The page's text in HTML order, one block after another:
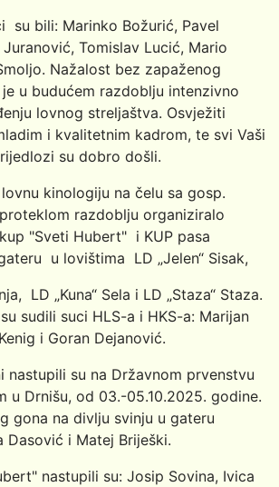
su bili: Marinko Božurić, Pavel
Tomislav Lucić, Mario
Nažalost bez zapaženog
u budućem razdoblju intenzivno
lovnog streljaštva. Osvježiti
i kvalitetnim kadrom, te svi Vaši
su dobro došli.
kinologiju na čelu sa gosp.
razdoblju organiziralo
"Sveti Hubert" i KUP pasa
u lovištima LD „Jelen“ Sisak,
LD „Kuna“ Sela i LD „Staza“ Staza.
sudili suci HLS-a i HKS-a: Marijan
i Goran Dejanović.
nastupili su na Državnom prvenstvu
u Drnišu, od 03.-05.10.2025. godine.
gona na divlju svinju u gateru
Dasović i Matej Briješki.
nastupili su: Josip Sovina, Ivica